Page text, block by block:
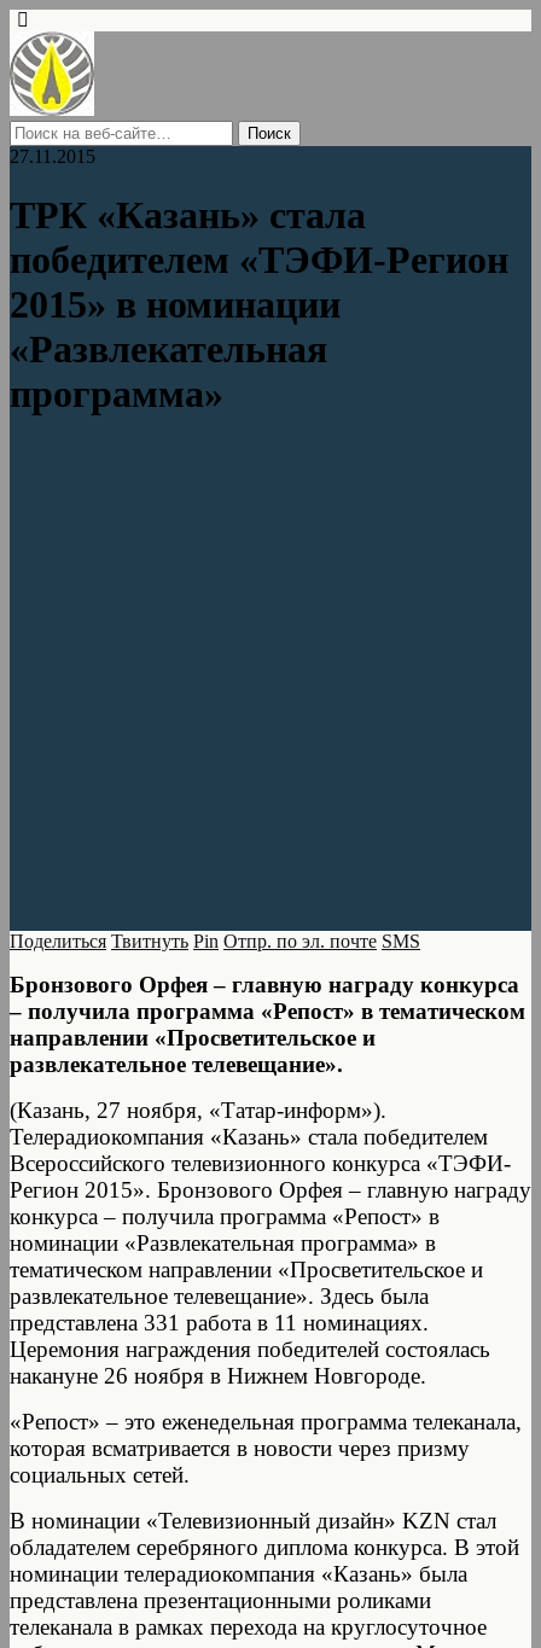
27.11.2015
ТРК «Казань» стала
победителем «ТЭФИ-Регион
2015» в номинации
«Развлекательная
программа»
Поделиться Твитнуть Pin Отпр. по эл. почте SMS
Бронзового Орфея – главную награду конкурса
– получила программа «Репост» в тематическом
направлении «Просветительское и
развлекательное телевещание».
(Казань, 27 ноября, «Татар-информ»).
Телерадиокомпания «Казань» стала победителем
Всероссийского телевизионного конкурса «ТЭФИ-
Регион 2015». Бронзового Орфея – главную награду
конкурса – получила программа «Репост» в
номинации «Развлекательная программа» в
тематическом направлении «Просветительское и
развлекательное телевещание». Здесь была
представлена 331 работа в 11 номинациях.
Церемония награждения победителей состоялась
накануне 26 ноября в Нижнем Новгороде.
«Репост» – это еженедельная программа телеканала,
которая всматривается в новости через призму
социальных сетей.
В номинации «Телевизионный дизайн» KZN стал
обладателем серебряного диплома конкурса. В этой
номинации телерадиокомпания «Казань» была
представлена презентационными роликами
телеканала в рамках перехода на круглосуточное